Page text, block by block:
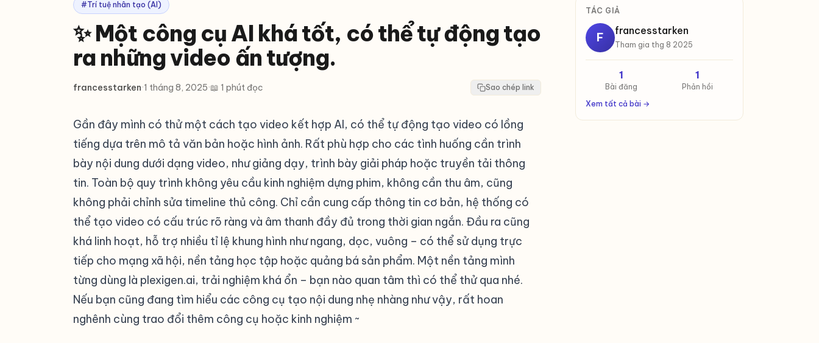
#Trí tuệ nhân tạo (AI)
✨ Một công cụ AI khá tốt, có thể tự động tạo
ra những video ấn tượng.
francesstarken·1 tháng 8, 2025·📖 1 phút đọc Sao chép link
Gần đây mình có thử một cách tạo video kết hợp AI, có thể tự động tạo video có lồng
tiếng dựa trên mô tả văn bản hoặc hình ảnh. Rất phù hợp cho các tình huống cần trình
bày nội dung dưới dạng video, như giảng dạy, trình bày giải pháp hoặc truyền tải thông
tin. Toàn bộ quy trình không yêu cầu kinh nghiệm dựng phim, không cần thu âm, cũng
không phải chỉnh sửa timeline thủ công. Chỉ cần cung cấp thông tin cơ bản, hệ thống có
thể tạo video có cấu trúc rõ ràng và âm thanh đầy đủ trong thời gian ngắn. Đầu ra cũng
khá linh hoạt, hỗ trợ nhiều tỉ lệ khung hình như ngang, dọc, vuông – có thể sử dụng trực
tiếp cho mạng xã hội, nền tảng học tập hoặc quảng bá sản phẩm. Một nền tảng mình
từng dùng là plexigen.ai, trải nghiệm khá ổn – bạn nào quan tâm thì có thể thử qua nhé.
Nếu bạn cũng đang tìm hiểu các công cụ tạo nội dung nhẹ nhàng như vậy, rất hoan
nghênh cùng trao đổi thêm công cụ hoặc kinh nghiệm ~
TÁC GIẢ
F francesstarken
Tham gia thg 8 2025
1
Bài đăng
1
Phản hồi
Xem tất cả bài →